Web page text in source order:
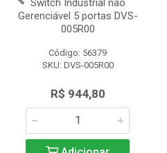
Gerenciável 5 portas DVS-
005R00
Código: 56379
SKU: DVS-005R00
R$ 944,80